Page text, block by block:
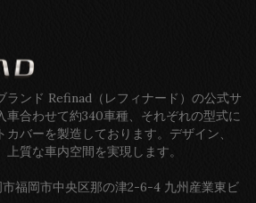
ランド Refinad（レフィナード）の公式サ
車合わせて約340車種、それぞれの型式に
バーを製造しております。デザイン、
質な車内空間を実現します。
福岡市中央区那の津2-6-4 九州産業東ビ